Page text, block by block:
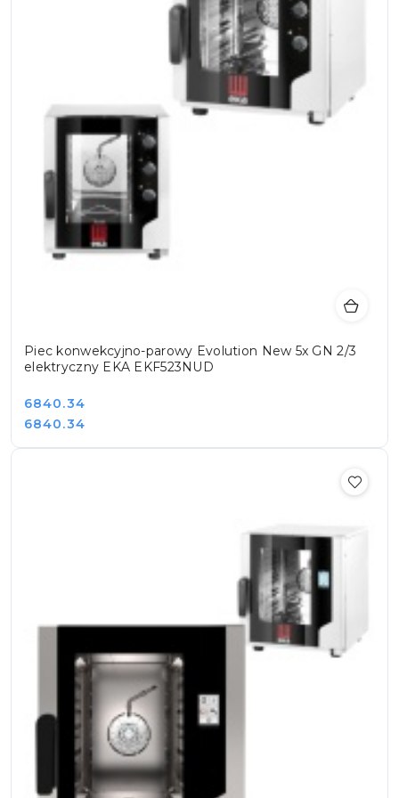
Piec konwekcyjno-parowy Evolution New 5x GN 2/3
elektryczny EKA EKF523NUD
Cena:
6840.34
Cena:
6840.34